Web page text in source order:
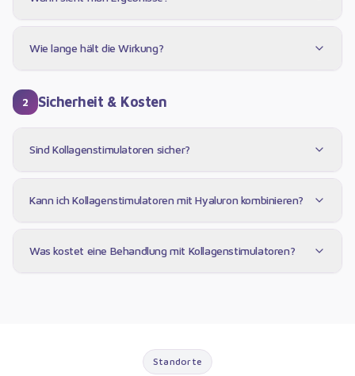
Wie lange hält die Wirkung?
2 Sicherheit & Kosten
Sind Kollagenstimulatoren sicher?
Kann ich Kollagenstimulatoren mit Hyaluron kombinieren?
Was kostet eine Behandlung mit Kollagenstimulatoren?
Standorte